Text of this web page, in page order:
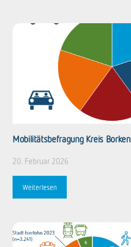
Mobilitätsbefragung Kreis Borken
20. Februar 2026
Weiterlesen